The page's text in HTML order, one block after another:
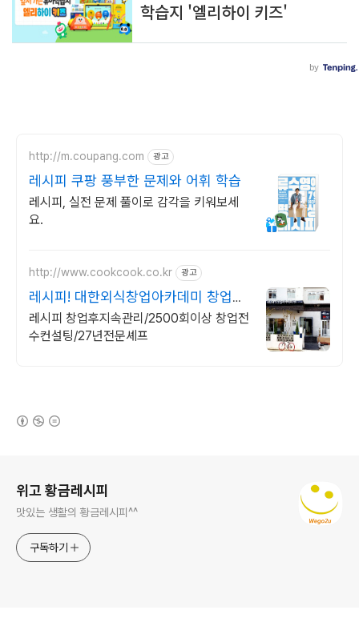
http://m.coupang.com 광고
레시피 쿠팡 풍부한 문제와 어휘 학습
레시피, 실전 문제 풀이로 감각을 키워보세
요.
http://www.cookcook.co.kr 광고
레시피! 대한외식창업아카데미 창업전
문1:1교육
레시피 창업후지속관리/2500회이상 창업전
수컨설팅/27년전문셰프
위고 황금레시피
맛있는 생활의 황금레시피^^
구독하기